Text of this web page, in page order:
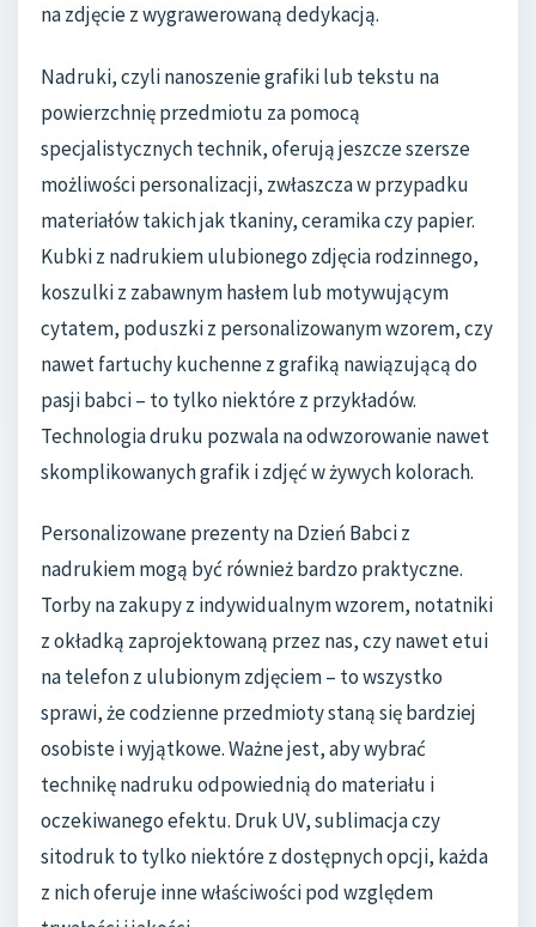
na zdjęcie z wygrawerowaną dedykacją.
Nadruki, czyli nanoszenie grafiki lub tekstu na
powierzchnię przedmiotu za pomocą
specjalistycznych technik, oferują jeszcze szersze
możliwości personalizacji, zwłaszcza w przypadku
materiałów takich jak tkaniny, ceramika czy papier.
Kubki z nadrukiem ulubionego zdjęcia rodzinnego,
koszulki z zabawnym hasłem lub motywującym
cytatem, poduszki z personalizowanym wzorem, czy
nawet fartuchy kuchenne z grafiką nawiązującą do
pasji babci – to tylko niektóre z przykładów.
Technologia druku pozwala na odwzorowanie nawet
skomplikowanych grafik i zdjęć w żywych kolorach.
Personalizowane prezenty na Dzień Babci z
nadrukiem mogą być również bardzo praktyczne.
Torby na zakupy z indywidualnym wzorem, notatniki
z okładką zaprojektowaną przez nas, czy nawet etui
na telefon z ulubionym zdjęciem – to wszystko
sprawi, że codzienne przedmioty staną się bardziej
osobiste i wyjątkowe. Ważne jest, aby wybrać
technikę nadruku odpowiednią do materiału i
oczekiwanego efektu. Druk UV, sublimacja czy
sitodruk to tylko niektóre z dostępnych opcji, każda
z nich oferuje inne właściwości pod względem